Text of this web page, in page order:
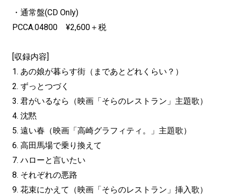
・通常盤(CD Only)
PCCA.04800 ¥2,600＋税
[収録内容]
1. あの娘が暮らす街（まであとどれくらい？）
2. ずっとつづく
3. 君がいるなら（映画「そらのレストラン」主題歌）
4. 沈黙
5. 遠い春（映画「高崎グラフィティ。」主題歌）
6. 高田馬場で乗り換えて
7. ハローと言いたい
8. それぞれの悪路
9. 花束にかえて（映画「そらのレストラン」挿入歌）